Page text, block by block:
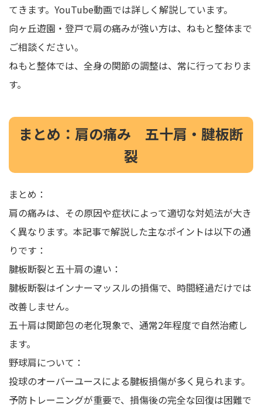
てきます。YouTube動画では詳しく解説しています。
向ヶ丘遊園・登戸で肩の痛みが強い方は、ねもと整体まで
ご相談ください。
ねもと整体では、全身の関節の調整は、常に行っておりま
す。
まとめ：肩の痛み 五十肩・腱板断
裂
まとめ：
肩の痛みは、その原因や症状によって適切な対処法が大き
く異なります。本記事で解説した主なポイントは以下の通
りです：
腱板断裂と五十肩の違い：
腱板断裂はインナーマッスルの損傷で、時間経過だけでは
改善しません。
五十肩は関節包の老化現象で、通常2年程度で自然治癒し
ます。
野球肩について：
投球のオーバーユースによる腱板損傷が多く見られます。
予防トレーニングが重要で、損傷後の完全な回復は困難で